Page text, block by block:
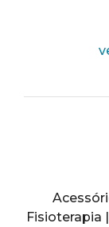
Fisioterapia